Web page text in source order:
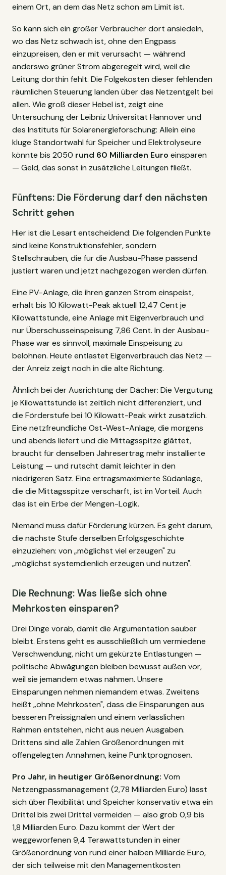
einem Ort, an dem das Netz schon am Limit ist.
So kann sich ein großer Verbraucher dort ansiedeln,
wo das Netz schwach ist, ohne den Engpass
einzupreisen, den er mit verursacht — während
anderswo grüner Strom abgeregelt wird, weil die
Leitung dorthin fehlt. Die Folgekosten dieser fehlenden
räumlichen Steuerung landen über das Netzentgelt bei
allen. Wie groß dieser Hebel ist, zeigt eine
Untersuchung der Leibniz Universität Hannover und
des Instituts für Solarenergieforschung: Allein eine
kluge Standortwahl für Speicher und Elektrolyseure
könnte bis 2050 rund 60 Milliarden Euro einsparen
— Geld, das sonst in zusätzliche Leitungen fließt.
Fünftens: Die Förderung darf den nächsten
Schritt gehen
Hier ist die Lesart entscheidend: Die folgenden Punkte
sind keine Konstruktionsfehler, sondern
Stellschrauben, die für die Ausbau-Phase passend
justiert waren und jetzt nachgezogen werden dürfen.
Eine PV-Anlage, die ihren ganzen Strom einspeist,
erhält bis 10 Kilowatt-Peak aktuell 12,47 Cent je
Kilowattstunde, eine Anlage mit Eigenverbrauch und
nur Überschusseinspeisung 7,86 Cent. In der Ausbau-
Phase war es sinnvoll, maximale Einspeisung zu
belohnen. Heute entlastet Eigenverbrauch das Netz —
der Anreiz zeigt noch in die alte Richtung.
Ähnlich bei der Ausrichtung der Dächer: Die Vergütung
je Kilowattstunde ist zeitlich nicht differenziert, und
die Förderstufe bei 10 Kilowatt-Peak wirkt zusätzlich.
Eine netzfreundliche Ost-West-Anlage, die morgens
und abends liefert und die Mittagsspitze glättet,
braucht für denselben Jahresertrag mehr installierte
Leistung — und rutscht damit leichter in den
niedrigeren Satz. Eine ertragsmaximierte Südanlage,
die die Mittagsspitze verschärft, ist im Vorteil. Auch
das ist ein Erbe der Mengen-Logik.
Niemand muss dafür Förderung kürzen. Es geht darum,
die nächste Stufe derselben Erfolgsgeschichte
einzuziehen: von „möglichst viel erzeugen" zu
„möglichst systemdienlich erzeugen und nutzen".
Die Rechnung: Was ließe sich ohne
Mehrkosten einsparen?
Drei Dinge vorab, damit die Argumentation sauber
bleibt. Erstens geht es ausschließlich um vermiedene
Verschwendung, nicht um gekürzte Entlastungen —
politische Abwägungen bleiben bewusst außen vor,
weil sie jemandem etwas nähmen. Unsere
Einsparungen nehmen niemandem etwas. Zweitens
heißt „ohne Mehrkosten", dass die Einsparungen aus
besseren Preissignalen und einem verlässlichen
Rahmen entstehen, nicht aus neuen Ausgaben.
Drittens sind alle Zahlen Größenordnungen mit
offengelegten Annahmen, keine Punktprognosen.
Pro Jahr, in heutiger Größenordnung: Vom
Netzengpassmanagement (2,78 Milliarden Euro) lässt
sich über Flexibilität und Speicher konservativ etwa ein
Drittel bis zwei Drittel vermeiden — also grob 0,9 bis
1,8 Milliarden Euro. Dazu kommt der Wert der
weggeworfenen 9,4 Terawattstunden in einer
Größenordnung von rund einer halben Milliarde Euro,
der sich teilweise mit den Managementkosten